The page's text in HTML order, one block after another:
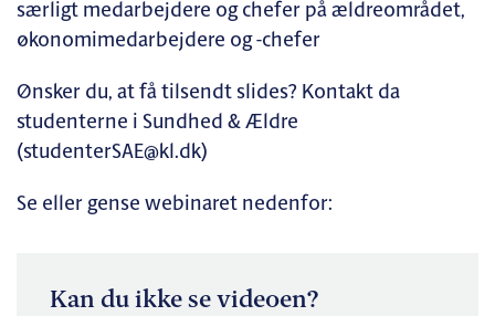
særligt medarbejdere og chefer på ældreområdet,
økonomimedarbejdere og -chefer
Ønsker du, at få tilsendt slides? Kontakt da
studenterne i Sundhed & Ældre
(studenterSAE@kl.dk)
Se eller gense webinaret nedenfor:
Kan du ikke se videoen?